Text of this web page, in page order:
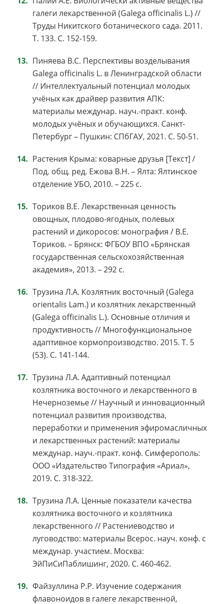
галеги лекарственной (Galega officinalis L.) //
Труды Никитского ботанического сада. 2011.
Т. 133. С. 152-159.
Пиняева В.С. Перспективы возделывания
Galega officinalis L. в Ленинградской области
// Интеллектуальный потенциал молодых
учёных как драйвер развития АПК:
материалы междунар. науч.-практ. конф.
молодых учёных и обучающихся. Санкт-
Петербург – Пушкин: СПбГАУ, 2021. С. 50-51.
Растения Крыма: коварные друзья [Текст] /
Под. общ. ред. Ежова В.Н. – Ялта: Ялтинское
отделение УБО, 2010. – 225 с.
Ториков В.Е. Лекарственная ценность
овощных, плодово-ягодных, полевых
растений и дикоросов: монография / В.Е.
Ториков. – Брянск: ФГБОУ ВПО «Брянская
государственная сельскохозяйственная
академия», 2013. – 292 с.
Трузина Л.А. Козлятник восточный (Galega
orientalis Lam.) и козлятник лекарственный
(Galega officinalis L.). Основные отличия и
продуктивность // Многофункциональное
адаптивное кормопроизводство. 2015. Т. 5
(53). С. 141-144.
Трузина Л.А. Адаптивный потенциал
козлятника восточного и лекарственного в
Нечерноземье // Научный и инновационный
потенциал развития производства,
переработки и применения эфиромасличных
и лекарственных растений: материалы
междунар. науч.-практ. конф. Симферополь:
ООО «Издательство Типография «Ариал»,
2019. С. 318-322.
Трузина Л.А. Ценные показатели качества
козлятника восточного и козлятника
лекарственного // Растениеводство и
луговодство: материалы Всерос. науч. конф. с
междунар. участием. Москва:
ЭйПиСиПаблишинг, 2020. С. 460-462.
Файзуллина Р.Р. Изучение содержания
флавоноидов в галеге лекарственной,